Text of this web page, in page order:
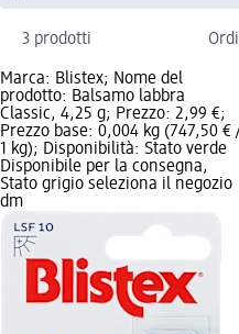
3 prodotti
Marca: Blistex; Nome del
prodotto: Balsamo labbra
Classic, 4,25 g; Prezzo: 2,99 €;
Prezzo base: 0,004 kg (747,50 €
1 kg); Disponibilità: Stato verde
Disponibile per la consegna,
Stato grigio seleziona il negozio
dm